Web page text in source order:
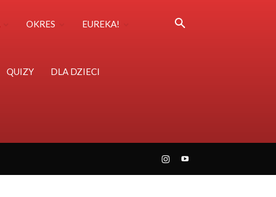
OKRES EUREKA!
QUIZY DLA DZIECI